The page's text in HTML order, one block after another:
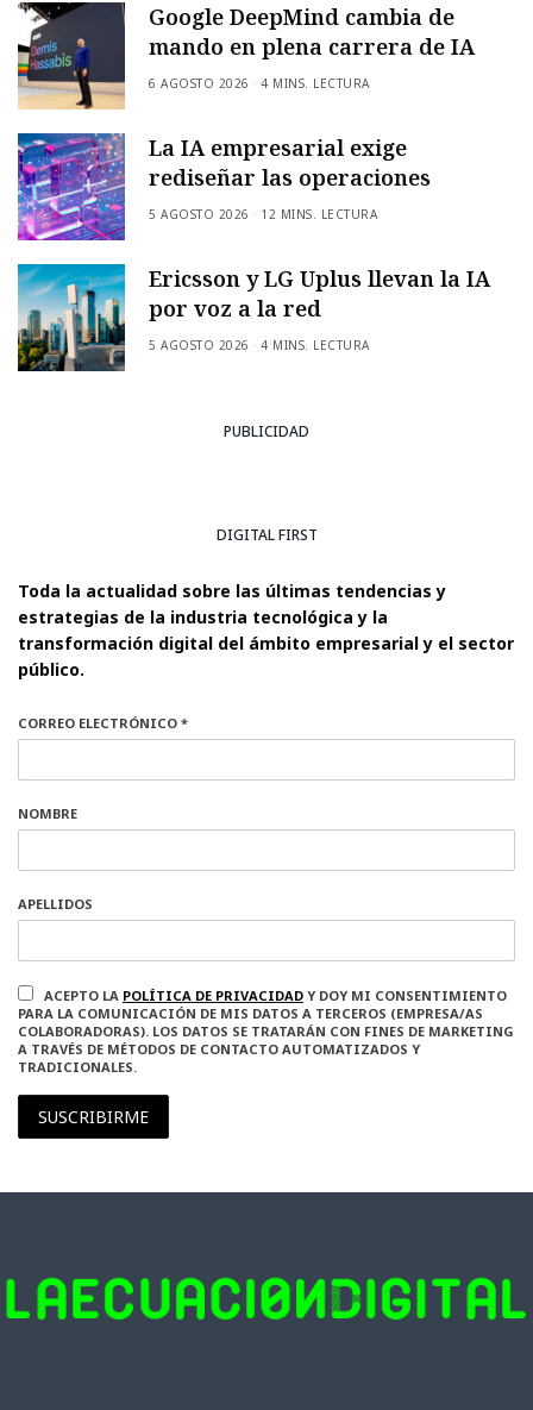
Google DeepMind cambia de
mando en plena carrera de IA
6 AGOSTO 2026 4 MINS. LECTURA
La IA empresarial exige
rediseñar las operaciones
5 AGOSTO 2026 12 MINS. LECTURA
Ericsson y LG Uplus llevan la IA
por voz a la red
5 AGOSTO 2026 4 MINS. LECTURA
PUBLICIDAD
DIGITAL FIRST
Toda la actualidad sobre las últimas tendencias y
estrategias de la industria tecnológica y la
transformación digital del ámbito empresarial y el sector
público.
CORREO ELECTRÓNICO *
NOMBRE
APELLIDOS
ACEPTO LA POLÍTICA DE PRIVACIDAD Y DOY MI CONSENTIMIENTO
PARA LA COMUNICACIÓN DE MIS DATOS A TERCEROS (EMPRESA/AS
COLABORADORAS). LOS DATOS SE TRATARÁN CON FINES DE MARKETING
A TRAVÉS DE MÉTODOS DE CONTACTO AUTOMATIZADOS Y
TRADICIONALES.
SUSCRIBIRME